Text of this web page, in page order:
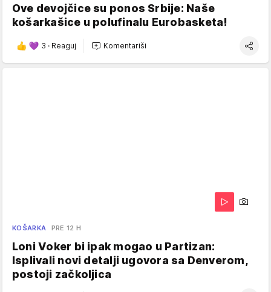
Ove devojčice su ponos Srbije: Naše
košarkašice u polufinalu Eurobasketa!
3 · Reaguj Komentariši
KOŠARKA PRE 12 H
Loni Voker bi ipak mogao u Partizan:
Isplivali novi detalji ugovora sa Denverom,
postoji začkoljica